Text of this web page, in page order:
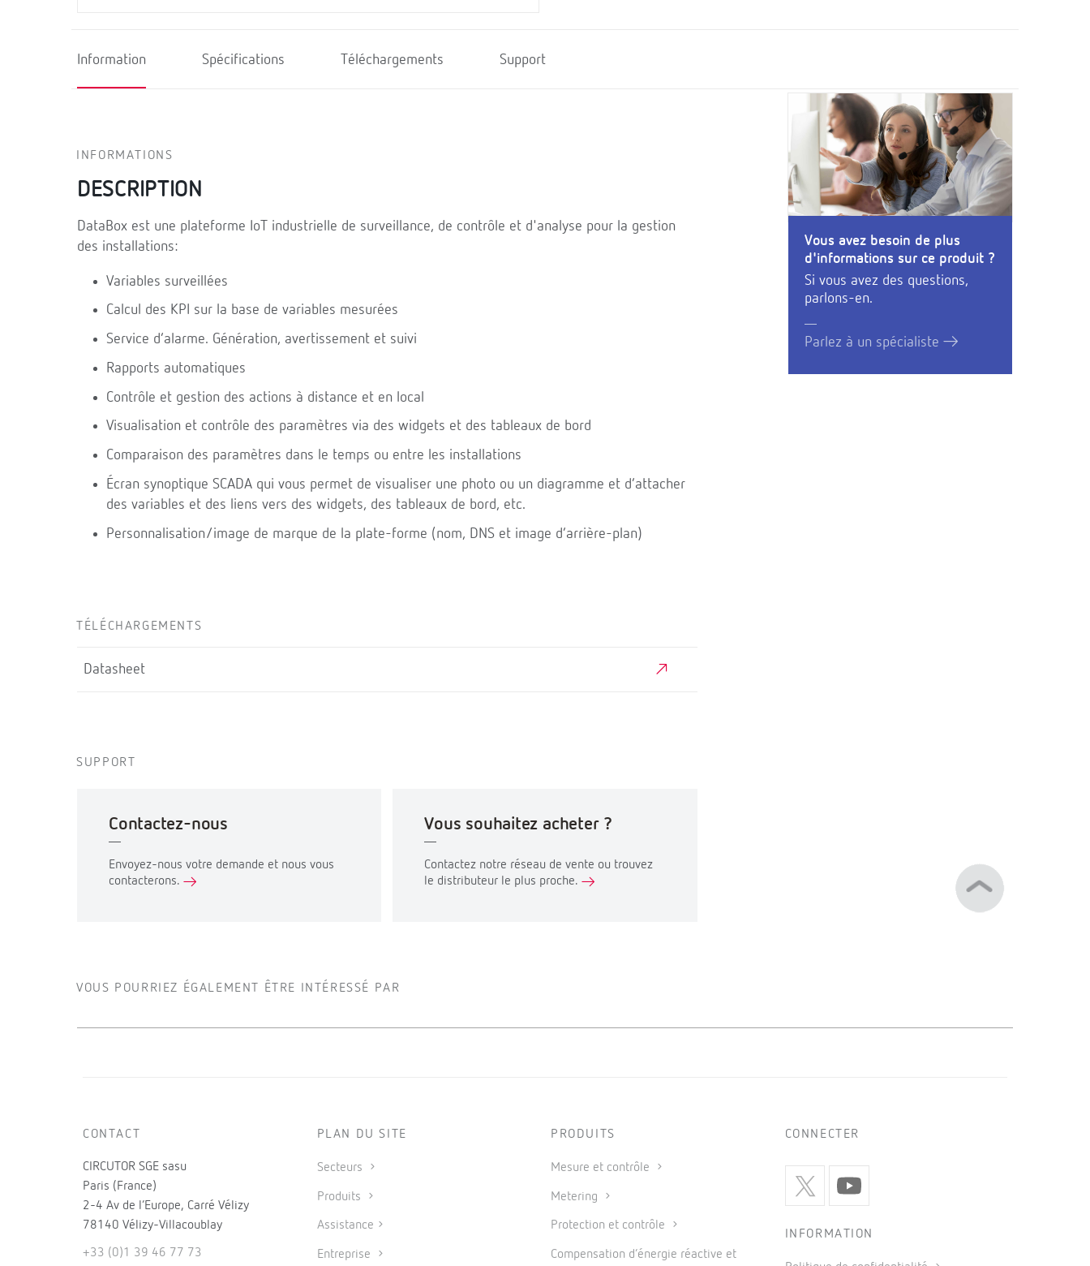
Information Spécifications Téléchargements Support
INFORMATIONS
DESCRIPTION
DataBox est une plateforme IoT industrielle de surveillance, de contrôle et d'analyse pour la gestion
des installations:
Variables surveillées
Calcul des KPI sur la base de variables mesurées
Service d’alarme. Génération, avertissement et suivi
Rapports automatiques
Contrôle et gestion des actions à distance et en local
Visualisation et contrôle des paramètres via des widgets et des tableaux de bord
Comparaison des paramètres dans le temps ou entre les installations
Écran synoptique SCADA qui vous permet de visualiser une photo ou un diagramme et d’attacher
des variables et des liens vers des widgets, des tableaux de bord, etc.
Personnalisation/image de marque de la plate-forme (nom, DNS et image d’arrière-plan)
Vous avez besoin de plus
d'informations sur ce produit ?
Si vous avez des questions,
parlons-en.
Parlez à un spécialiste
TÉLÉCHARGEMENTS
Datasheet
SUPPORT
Contactez-nous
Envoyez-nous votre demande et nous vous
contacterons.
Vous souhaitez acheter ?
Contactez notre réseau de vente ou trouvez
le distributeur le plus proche.
VOUS POURRIEZ ÉGALEMENT ÊTRE INTÉRESSÉ PAR
CONTACT
CIRCUTOR SGE sasu
Paris (France)
2-4 Av de l’Europe, Carré Vélizy
78140 Vélizy-Villacoublay
+33 (0)1 39 46 77 73
PLAN DU SITE
Secteurs
Produits
Assistance
Entreprise
PRODUITS
Mesure et contrôle
Metering
Protection et contrôle
Compensation d’énergie réactive et
CONNECTER
INFORMATION